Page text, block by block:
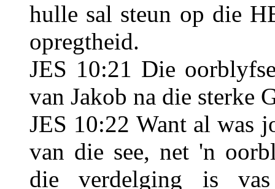
hulle sal steun op die
opregtheid.
JES 10:21 Die
van Jakob na die sterke
JES 10:22 Want al was
van die see, net 'n
die verdelging is